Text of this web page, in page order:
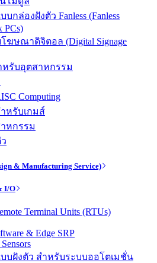
กล่องฝังตัว Fanless (Fanless
PCs)
โฆษณาดิจิตอล (Digital Signage
หรับอุตสาหกรรม
Computing
หรับเกมส์
หกรรม
& Manufacturing Service)
I/O
Terminal Units (RTUs)
& Edge SRP
บฝังตัว สำหรับระบบออโตเมชั่น